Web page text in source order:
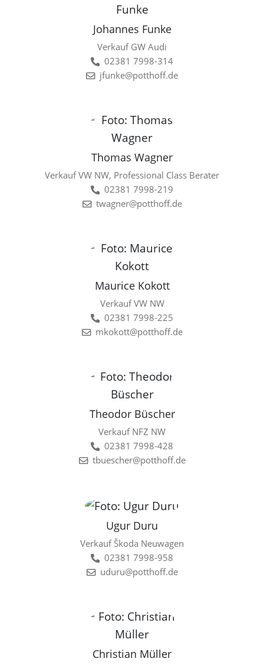
Johannes Funke
Verkauf GW Audi
02381 7998-314
jfunke@potthoff.de
Thomas Wagner
Verkauf VW NW, Professional Class Berater
02381 7998-219
twagner@potthoff.de
Maurice Kokott
Verkauf VW NW
02381 7998-225
mkokott@potthoff.de
Theodor Büscher
Verkauf NFZ NW
02381 7998-428
tbuescher@potthoff.de
Ugur Duru
Verkauf Škoda Neuwagen
02381 7998-958
uduru@potthoff.de
Christian Müller